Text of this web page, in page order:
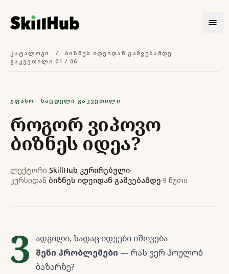
კატალოგი /
ბიზნეს იდეიდან გაშვებამდე
გაკვეთილი 01 / 06
უფასო · საცდელი გაკვეთილი
როგორ ვიპოვო
ბიზნეს იდეა?
ლექტორი SkillHub კურირებული·
კურსიდან ბიზნეს იდეიდან გაშვებამდე·9 წუთი
3
ადგილი, სადაც იდეები იშოვება
შენი პრობლემები — რას ვერ პოულობ
ბაზარზე?